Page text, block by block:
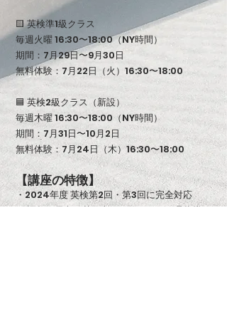
🟨 英検準1級クラス
毎週火曜 16:30〜18:00（NY時間）
期間：7月29日〜9月30日
無料体験：7月22日（火）16:30〜18:00
🟦 英検2級クラス（新設）
毎週木曜 16:30〜18:00（NY時間）
期間：7月31日〜10月2日
無料体験：7月24日（木）16:30〜18:00
【講座の特徴】
・2024年度 英検第2回・第3回に完全対応
・ 語彙・長文・英作文・リスニング一貫指導